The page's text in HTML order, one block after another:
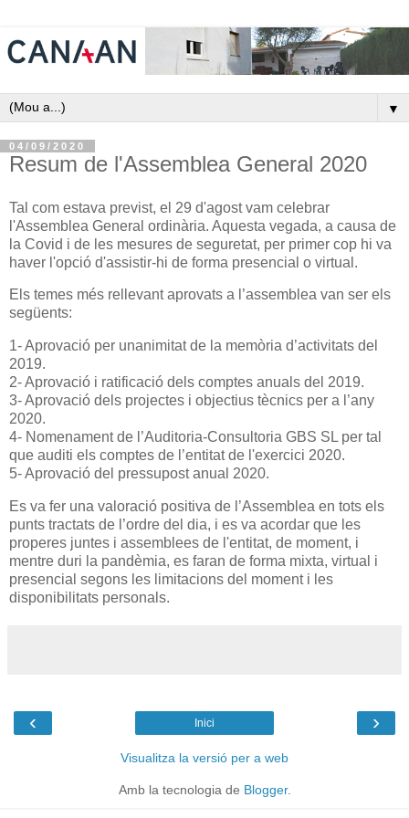
▼
04/09/2020
Resum de l'Assemblea General 2020
Tal com estava previst, el 29 d'agost vam celebrar
l'Assemblea General ordinària. Aquesta vegada, a causa de
la Covid i de les mesures de seguretat, per primer cop hi va
haver l'opció d'assistir-hi de forma presencial o virtual.
Els temes més rellevant aprovats a l’assemblea van ser els
següents:
1- Aprovació per unanimitat de la memòria d’activitats del
2019.
2- Aprovació i ratificació dels comptes anuals del 2019.
3- Aprovació dels projectes i objectius tècnics per a l’any
2020.
4- Nomenament de l’Auditoria-Consultoria GBS SL per tal
que auditi els comptes de l’entitat de l'exercici 2020.
5- Aprovació del pressupost anual 2020.
Es va fer una valoració positiva de l’Assemblea en tots els
punts tractats de l’ordre del dia, i es va acordar que les
properes juntes i assemblees de l'entitat, de moment, i
mentre duri la pandèmia, es faran de forma mixta, virtual i
presencial segons les limitacions del moment i les
disponibilitats personals.
‹ ›
Inici
Visualitza la versió per a web
Amb la tecnologia de Blogger.